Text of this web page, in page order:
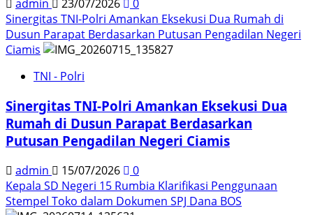
admin 23/07/2026
0
Sinergitas TNI-Polri Amankan Eksekusi Dua Rumah di
Dusun Parapat Berdasarkan Putusan Pengadilan Negeri
Ciamis
TNI - Polri
Sinergitas TNI-Polri Amankan Eksekusi Dua
Rumah di Dusun Parapat Berdasarkan
Putusan Pengadilan Negeri Ciamis
admin 15/07/2026
0
Kepala SD Negeri 15 Rumbia Klarifikasi Penggunaan
Stempel Toko dalam Dokumen SPJ Dana BOS